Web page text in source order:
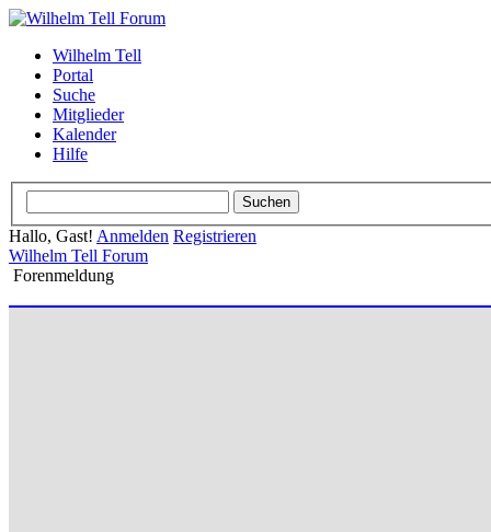
Wilhelm Tell
Portal
Suche
Mitglieder
Kalender
Hilfe
Hallo, Gast! Anmelden Registrieren
Wilhelm Tell Forum
Forenmeldung